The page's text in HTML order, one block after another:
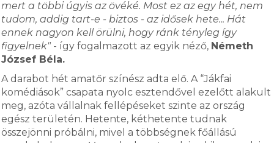
mert a többi úgyis az övéké. Most ez az egy hét, nem
tudom, addig tart-e - biztos - az idősek hete... Hát
ennek nagyon kell örülni, hogy ránk tényleg így
figyelnek" - így fogalmazott az egyik néző, Németh
József Béla.
A darabot hét amatőr színész adta elő. A “Jákfai
komédiások” csapata nyolc esztendővel ezelőtt alakult
meg, azóta vállalnak fellépéseket szinte az ország
egész területén. Hetente, kéthetente tudnak
összejönni próbálni, mivel a többségnek főállású